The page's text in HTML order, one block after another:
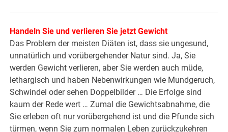
Handeln Sie und verlieren Sie jetzt Gewicht
Das Problem der meisten Diäten ist, dass sie ungesund,
unnatürlich und vorübergehender Natur sind. Ja, Sie
werden Gewicht verlieren, aber Sie werden auch müde,
lethargisch und haben Nebenwirkungen wie Mundgeruch,
Schwindel oder sehen Doppelbilder … Die Erfolge sind
kaum der Rede wert … Zumal die Gewichtsabnahme, die
Sie erleben oft nur vorübergehend ist und die Pfunde sich
türmen, wenn Sie zum normalen Leben zurückzukehren